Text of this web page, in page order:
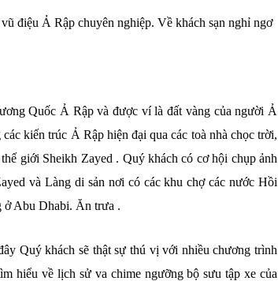
điệu Ả Rập chuyên nghiệp. Về khách sạn nghỉ ngơ
Quốc Ả Rập và được ví là đất vàng của người Ả
kiến trúc Ả Rập hiện đại qua các toà nhà chọc trời,
giới Sheikh Zayed . Quý khách có cơ hội chụp ảnh
và Làng di sản nơi có các khu chợ các nước Hồi
ở Abu Dhabi. Ăn trưa .
Quý khách sẽ thật sự thú vị với nhiều chương trình
hiểu về lịch sử va chime ngưỡng bộ sưu tập xe của